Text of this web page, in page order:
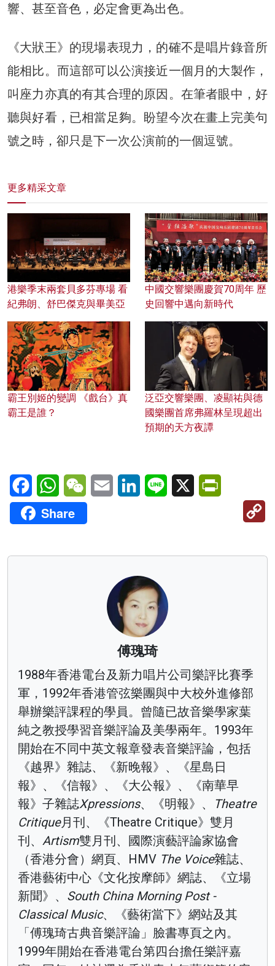
響、甚至音色，必定會更為出色。
《大狀王》的現場表現力，的確不是唱片錄音所
能相比。而這部可以公演接近一個月的大製作，
叫座力亦真的有其合理的原因。在筆者眼中，好
聽與好看，已相當足夠。盼望今次在畫上完美句
號之時，卻只是下一次公演前的一個逗號。
更多精采文章
港樂季末兩套貝多芬專場 看
紀弗朗、舒巴傑克與畢美亞
中國交響樂團慶賀70周年 歷
史回響中邁向新時代
霸王別姬的變調 《戲台》真
霸王是誰？
泛亞交響樂團、凌顯祐與德
國樂團首席弗羅林呈現超出
預期的天方夜譚
FacebookWhatsAppWeChatEmail LinkedInLine X
Share
傅瑰琦
1988年香港電台及新力唱片公司樂評比賽季
軍，1992年香港管弦樂團與中大校外進修部
舉辦樂評課程的學員。曾隨已故音樂學家葉
純之教授學習音樂評論及美學兩年。1993年
開始在不同中英文報章發表音樂評論，包括
《越界》雜誌、《新晚報》、《星島日
報》、《信報》、《大公報》、《南華早
報》子雜誌Xpressions、《明報》、
Theatre
Critique月刊、《Theatre Critique》雙月
刊、 Artism雙月刊、國際演藝評論家協會
（香港分會）網頁、HMV The Voice雜誌、
香港藝術中心《文化按摩師》網誌、《立場
新聞》、 South China Morning Post -
Classical Music、《藝術當下》網站及其
「傅瑰琦古典音樂評論」臉書專頁之內。
1999年開始在香港電台第四台擔任樂評嘉